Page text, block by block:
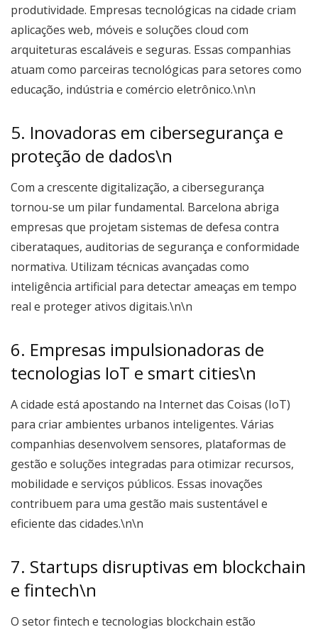
produtividade. Empresas tecnológicas na cidade criam
aplicações web, móveis e soluções cloud com
arquiteturas escaláveis e seguras. Essas companhias
atuam como parceiras tecnológicas para setores como
educação, indústria e comércio eletrônico.\n\n
5. Inovadoras em cibersegurança e
proteção de dados\n
Com a crescente digitalização, a cibersegurança
tornou-se um pilar fundamental. Barcelona abriga
empresas que projetam sistemas de defesa contra
ciberataques, auditorias de segurança e conformidade
normativa. Utilizam técnicas avançadas como
inteligência artificial para detectar ameaças em tempo
real e proteger ativos digitais.\n\n
6. Empresas impulsionadoras de
tecnologias IoT e smart cities\n
A cidade está apostando na Internet das Coisas (IoT)
para criar ambientes urbanos inteligentes. Várias
companhias desenvolvem sensores, plataformas de
gestão e soluções integradas para otimizar recursos,
mobilidade e serviços públicos. Essas inovações
contribuem para uma gestão mais sustentável e
eficiente das cidades.\n\n
7. Startups disruptivas em blockchain
e fintech\n
O setor fintech e tecnologias blockchain estão